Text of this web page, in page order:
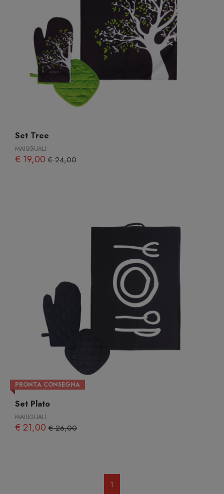
Set Tree
MAIUGUALI
€ 19,00 € 24,00
PRONTA CONSEGNA
Set Plato
MAIUGUALI
€ 21,00 € 26,00
1